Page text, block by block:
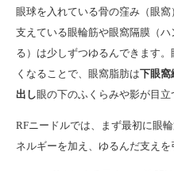
眼球を入れている骨の窪み（眼
支えている眼輪筋や眼窩隔膜（
る）は少しずつゆるんできます
くなることで、眼窩脂肪は下眼窩
出し眼の下のふくらみや影が目立
RFニードルでは、まず最初に眼
ネルギーを加え、ゆるんだ支えを